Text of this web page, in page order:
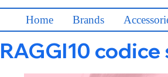
Home Brands
RAGGI10